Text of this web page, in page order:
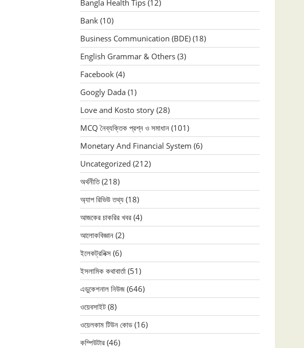
Bangla Health Tips (12)
Bank (10)
Business Communication (BDE) (18)
English Grammar & Others (3)
Facebook (4)
Googly Dada (1)
Love and Kosto story (28)
MCQ নৈব্যক্তিক প্রশ্ন ও সমাধান (101)
Monetary And Financial System (6)
Uncategorized (212)
অর্থনীতি(218)
অ্যাপ রিভিউ তথ্য (18)
আজকের চাকরির খবর (4)
আলোকবিজ্ঞান (2)
ইলেকট্রনিক্স (6)
ইসলামিক কথাবার্তা (51)
এডুকেশনাল নিউজ (646)
ওয়েবসাইট (8)
ওয়েলকাম টিউন কোড (16)
কম্পিউটার (46)